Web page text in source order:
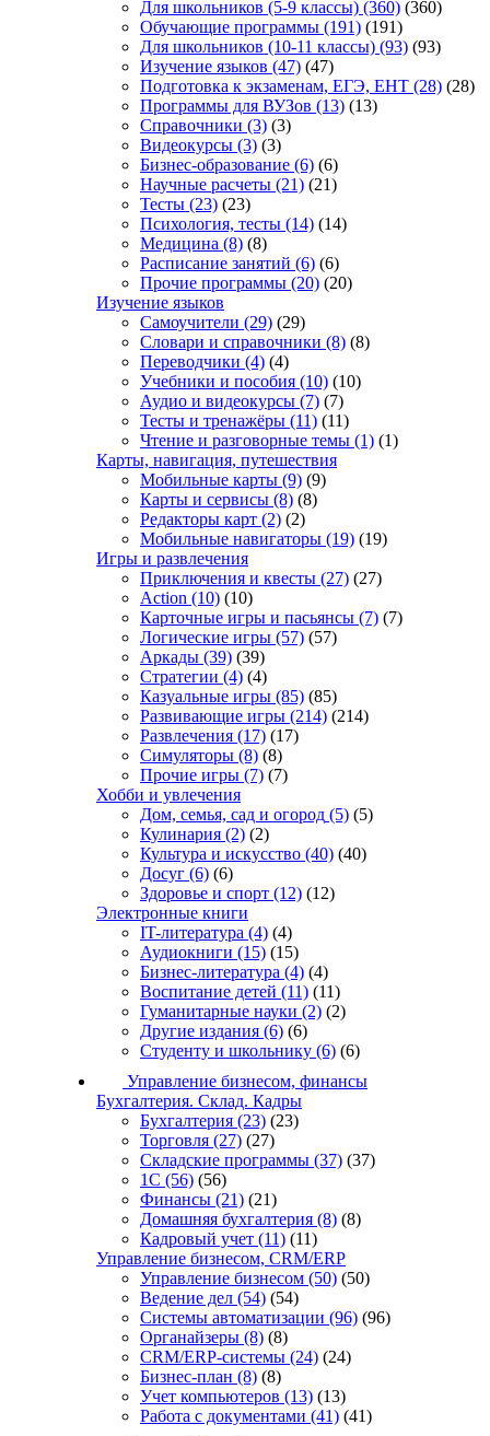
Для школьников (5-9 классы) (360) (360)
Обучающие программы (191) (191)
Для школьников (10-11 классы) (93) (93)
Изучение языков (47) (47)
Подготовка к экзаменам, ЕГЭ, ЕНТ (28) (28)
Программы для ВУЗов (13) (13)
Справочники (3) (3)
Видеокурсы (3) (3)
Бизнес-образование (6) (6)
Научные расчеты (21) (21)
Тесты (23) (23)
Психология, тесты (14) (14)
Медицина (8) (8)
Расписание занятий (6) (6)
Прочие программы (20) (20)
Изучение языков
Самоучители (29) (29)
Словари и справочники (8) (8)
Переводчики (4) (4)
Учебники и пособия (10) (10)
Аудио и видеокурсы (7) (7)
Тесты и тренажёры (11) (11)
Чтение и разговорные темы (1) (1)
Карты, навигация, путешествия
Мобильные карты (9) (9)
Карты и сервисы (8) (8)
Редакторы карт (2) (2)
Мобильные навигаторы (19) (19)
Игры и развлечения
Приключения и квесты (27) (27)
Action (10) (10)
Карточные игры и пасьянсы (7) (7)
Логические игры (57) (57)
Аркады (39) (39)
Стратегии (4) (4)
Казуальные игры (85) (85)
Развивающие игры (214) (214)
Развлечения (17) (17)
Симуляторы (8) (8)
Прочие игры (7) (7)
Хобби и увлечения
Дом, семья, сад и огород (5) (5)
Кулинария (2) (2)
Культура и искусство (40) (40)
Досуг (6) (6)
Здоровье и спорт (12) (12)
Электронные книги
IT-литература (4) (4)
Аудиокниги (15) (15)
Бизнес-литература (4) (4)
Воспитание детей (11) (11)
Гуманитарные науки (2) (2)
Другие издания (6) (6)
Студенту и школьнику (6) (6)
Управление бизнесом, финансы
Бухгалтерия. Склад. Кадры
Бухгалтерия (23) (23)
Торговля (27) (27)
Складские программы (37) (37)
1С (56) (56)
Финансы (21) (21)
Домашняя бухгалтерия (8) (8)
Кадровый учет (11) (11)
Управление бизнесом, CRM/ERP
Управление бизнесом (50) (50)
Ведение дел (54) (54)
Системы автоматизации (96) (96)
Органайзеры (8) (8)
CRM/ERP-системы (24) (24)
Бизнес-план (8) (8)
Учет компьютеров (13) (13)
Работа с документами (41) (41)